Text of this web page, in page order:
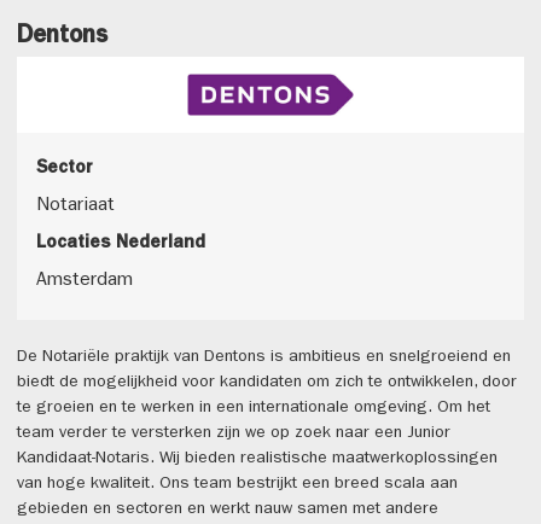
Dentons
Sector
Notariaat
Locaties Nederland
Amsterdam
De Notariële praktijk van Dentons is ambitieus en snelgroeiend en
biedt de mogelijkheid voor kandidaten om zich te ontwikkelen, door
te groeien en te werken in een internationale omgeving. Om het
team verder te versterken zijn we op zoek naar een Junior
Kandidaat-Notaris. Wij bieden realistische maatwerkoplossingen
van hoge kwaliteit. Ons team bestrijkt een breed scala aan
gebieden en sectoren en werkt nauw samen met andere